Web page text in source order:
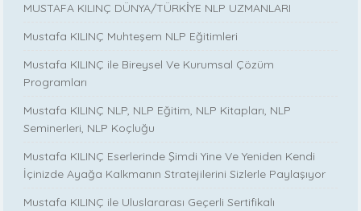
MUSTAFA KILINÇ DÜNYA/TÜRKİYE NLP UZMANLARI
Mustafa KILINÇ Muhteşem NLP Eğitimleri
Mustafa KILINÇ ile Bireysel Ve Kurumsal Çözüm
Programları
Mustafa KILINÇ NLP, NLP Eğitim, NLP Kitapları, NLP
Seminerleri, NLP Koçluğu
Mustafa KILINÇ Eserlerinde Şimdi Yine Ve Yeniden Kendi
İçinizde Ayağa Kalkmanın Stratejilerini Sizlerle Paylaşıyor
Mustafa KILINÇ ile Uluslararası Geçerli Sertifikalı